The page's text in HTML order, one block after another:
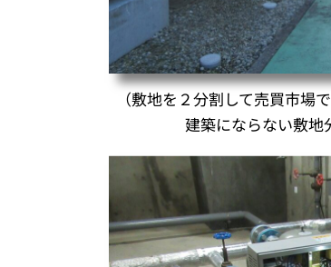
（敷地を２分割して売買市場
建築にならない敷地